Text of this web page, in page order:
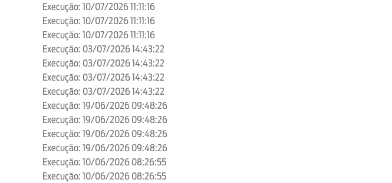
Execução: 10/07/2026 11:11:16
Execução: 10/07/2026 11:11:16
Execução: 10/07/2026 11:11:16
Execução: 03/07/2026 14:43:22
Execução: 03/07/2026 14:43:22
Execução: 03/07/2026 14:43:22
Execução: 03/07/2026 14:43:22
Execução: 19/06/2026 09:48:26
Execução: 19/06/2026 09:48:26
Execução: 19/06/2026 09:48:26
Execução: 19/06/2026 09:48:26
Execução: 10/06/2026 08:26:55
Execução: 10/06/2026 08:26:55